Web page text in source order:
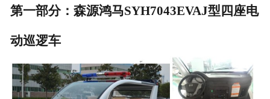
第一部分：森源鸿马SYH7043EVAJ型四座电
动巡逻车